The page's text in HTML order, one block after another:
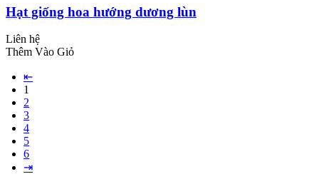
Hạt giống hoa hướng dương lùn
Liên hệ
Thêm Vào Giỏ
⇤
1
2
3
4
5
6
⇥